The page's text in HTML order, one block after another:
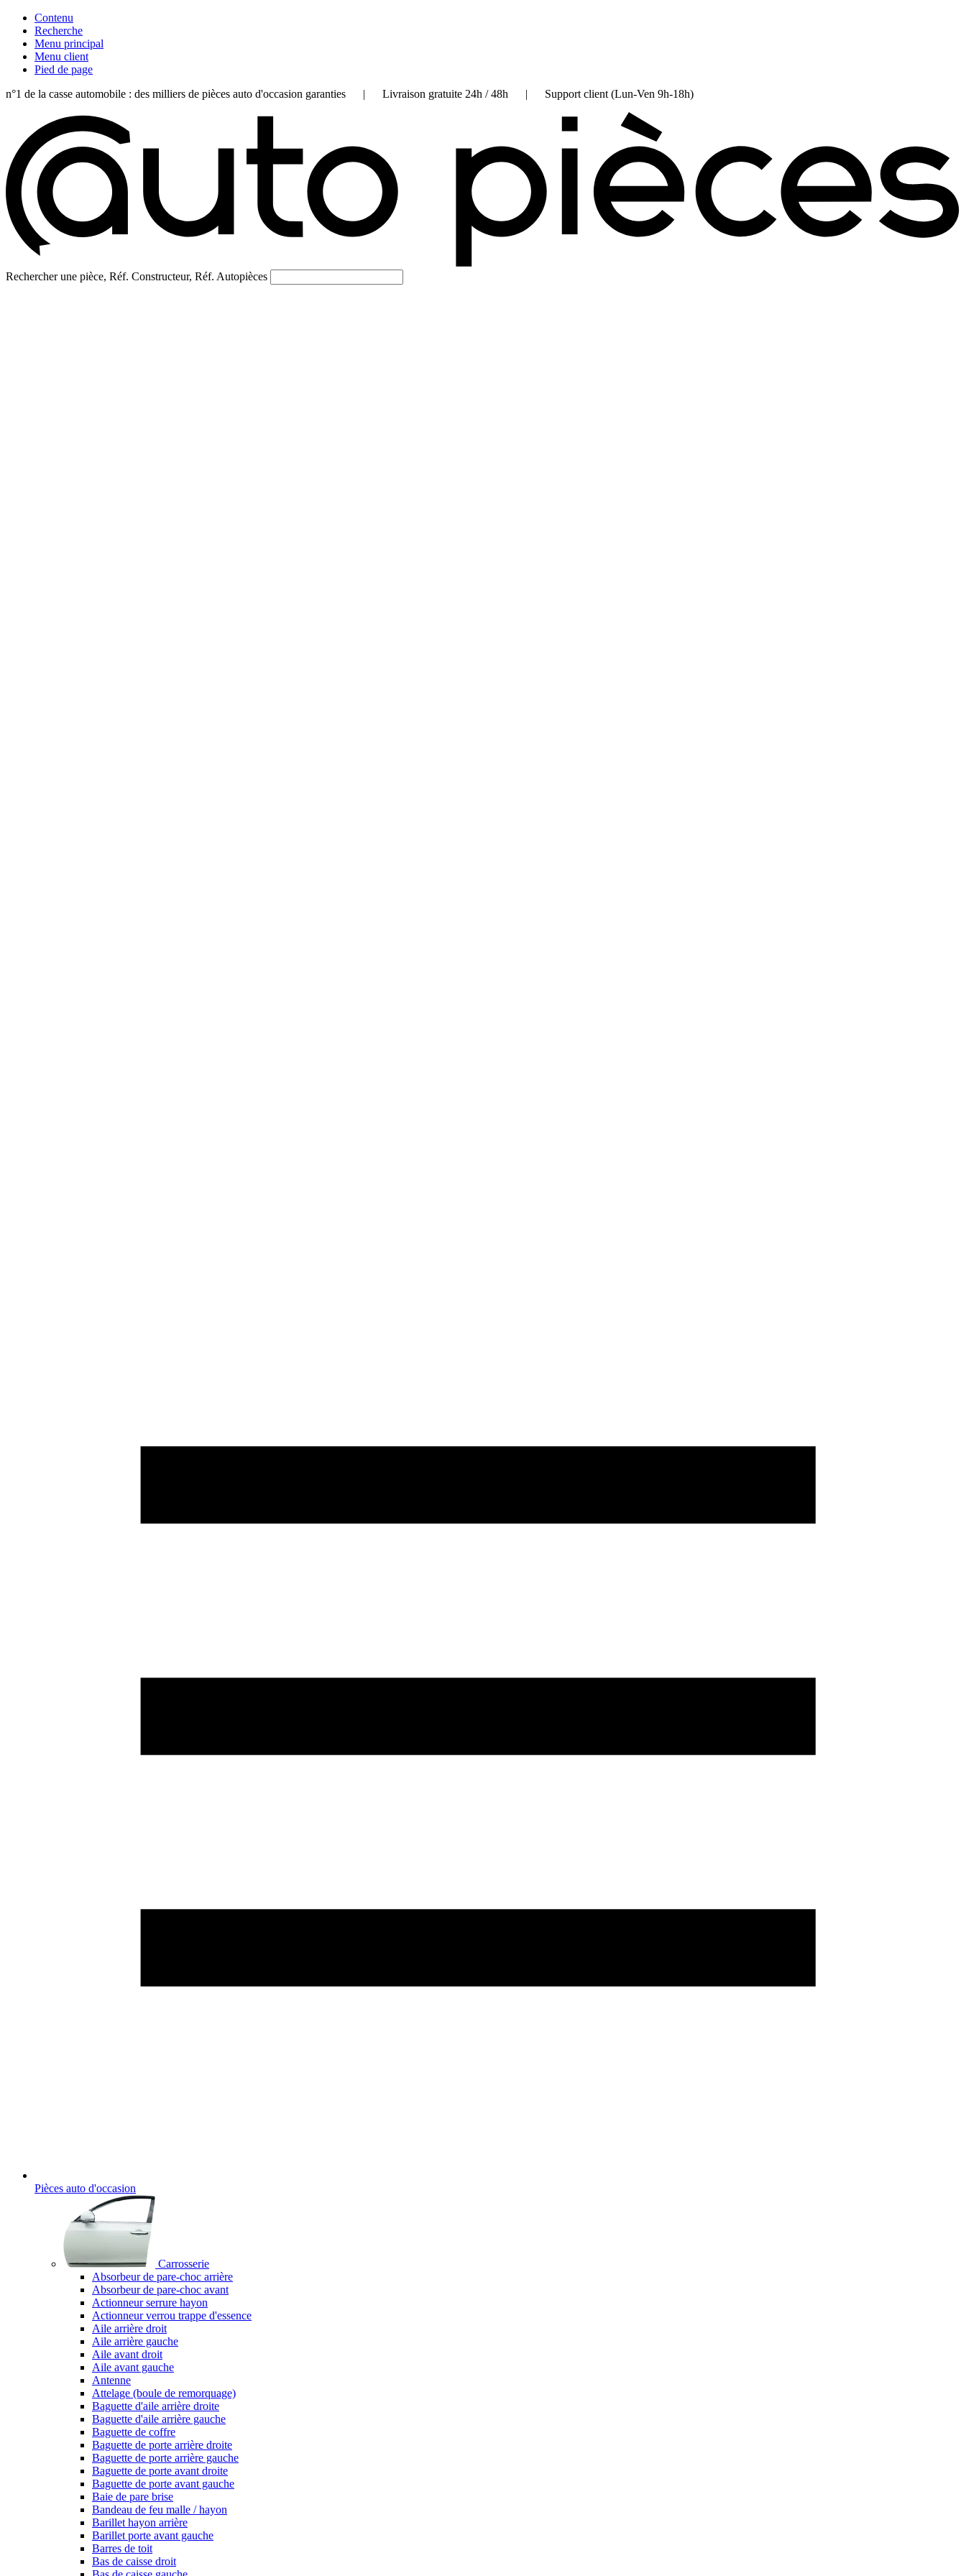
Contenu
Recherche
Menu principal
Menu client
Pied de page
n°1 de la casse automobile : des milliers de pièces auto d'occasion garanties | Livraison gratuite 24h / 48h | Support client (Lun-Ven 9h-18h)
Rechercher une pièce, Réf. Constructeur, Réf. Autopièces
Pièces auto d'occasion
Carrosserie
Absorbeur de pare-choc arrière
Absorbeur de pare-choc avant
Actionneur serrure hayon
Actionneur verrou trappe d'essence
Aile arrière droit
Aile arrière gauche
Aile avant droit
Aile avant gauche
Antenne
Attelage (boule de remorquage)
Baguette d'aile arrière droite
Baguette d'aile arrière gauche
Baguette de coffre
Baguette de porte arrière droite
Baguette de porte arrière gauche
Baguette de porte avant droite
Baguette de porte avant gauche
Baie de pare brise
Bandeau de feu malle / hayon
Barillet hayon arrière
Barillet porte avant gauche
Barres de toit
Bas de caisse droit